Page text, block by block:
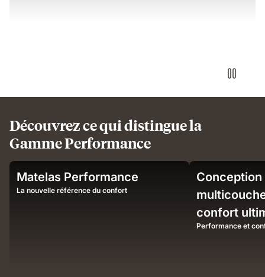
Découvrez ce qui distingue la
Gamme Performance
Matelas Performance
La nouvelle référence du confort
Sleeper
on
Emma
Conception
confort
Performance et
Man
sleeping
on
Emma
mattress
illustrating